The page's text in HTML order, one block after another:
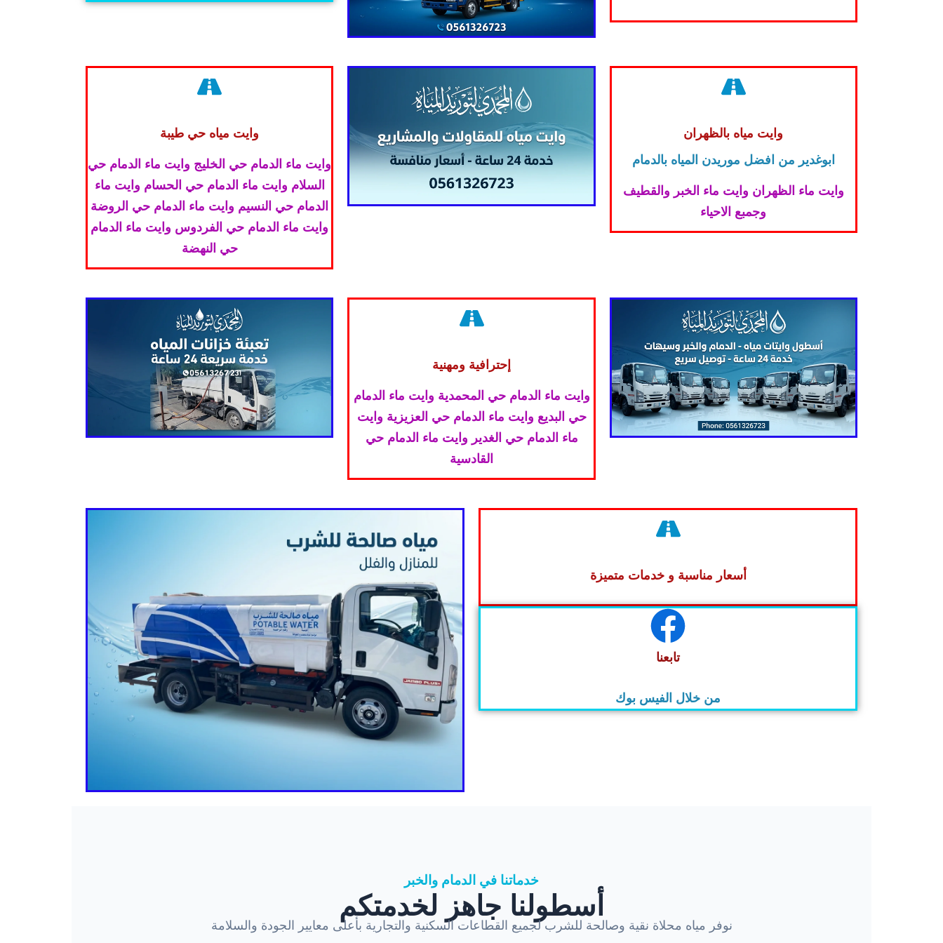
وايت مياه بالظهران
ابوغدير من افضل موريدن المياه بالدمام
وايت ماء الظهران وايت ماء الخبر والقطيف
وجمبع الاحياء
وايت مياه حي طيبة
وايت ماء الدمام حي الخليج وايت ماء الدمام حي
السلام وايت ماء الدمام حي الحسام وايت ماء
الدمام حي النسيم وايت ماء الدمام حي الروضة
وايت ماء الدمام حي الفردوس وايت ماء الدمام
حي النهضة
إحترافية ومهنية
وايت ماء الدمام حي المحمدية وايت ماء الدمام
حي البديع وايت ماء الدمام حي العزيزية وايت
ماء الدمام حي الغدير وايت ماء الدمام حي
القادسية
أسعار مناسبة و خدمات متميزة
تابعنا
من خلال الفيس بوك
خدماتنا في الدمام والخبر
أسطولنا جاهز لخدمتكم
نوفر مياه محلاة نقية وصالحة للشرب لجميع القطاعات السكنية والتجارية بأعلى معايير الجودة والسلامة